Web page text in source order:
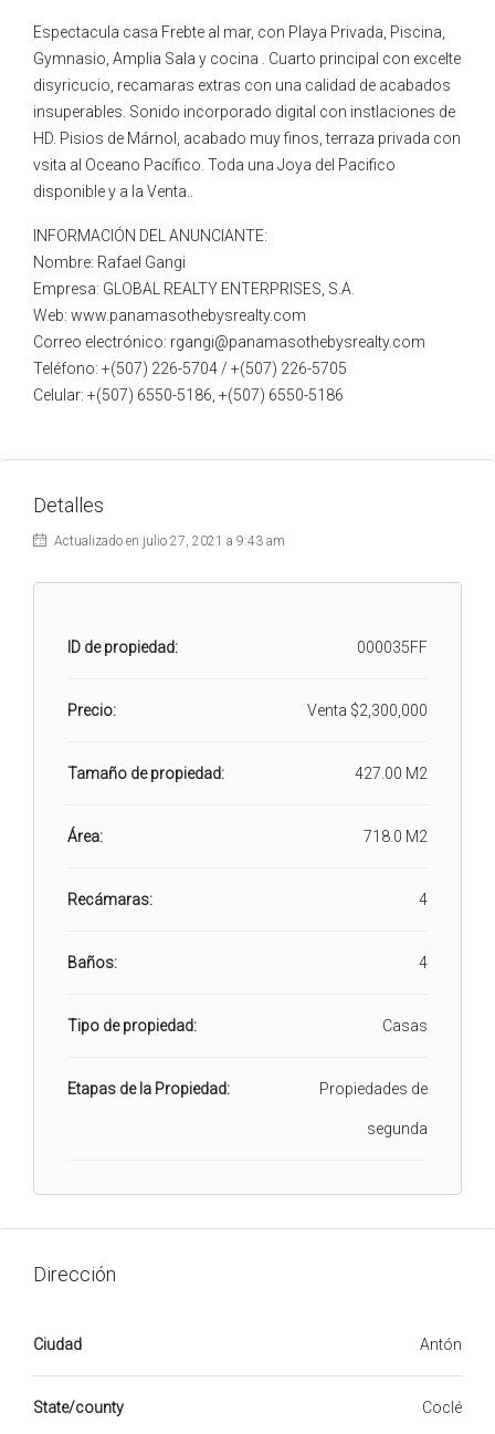
Espectacula casa Frebte al mar, con Playa Privada, Piscina,
Gymnasio, Amplia Sala y cocina . Cuarto principal con excelte
disyricucio, recamaras extras con una calidad de acabados
insuperables. Sonido incorporado digital con instlaciones de
HD. Pisios de Márnol, acabado muy finos, terraza privada con
vsita al Oceano Pacífico. Toda una Joya del Pacifico
disponible y a la Venta..
INFORMACIÓN DEL ANUNCIANTE:
Nombre: Rafael Gangi
Empresa: GLOBAL REALTY ENTERPRISES, S.A.
Web: www.panamasothebysrealty.com
Correo electrónico: rgangi@panamasothebysrealty.com
Teléfono: +(507) 226-5704 / +(507) 226-5705
Celular: +(507) 6550-5186, +(507) 6550-5186
Detalles
Actualizado en julio 27, 2021 a 9:43 am
ID de propiedad: 000035FF
Precio: Venta $2,300,000
Tamaño de propiedad: 427.00 M2
Área: 718.0 M2
Recámaras: 4
Baños: 4
Tipo de propiedad: Casas
Etapas de la Propiedad: Propiedades de
segunda
Dirección
Ciudad Antón
State/county Coclé